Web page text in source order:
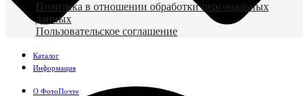
Политика в отношении обработки персональных
данных
Пользовательское соглашение
Каталог
Информация
О ФотоПочте